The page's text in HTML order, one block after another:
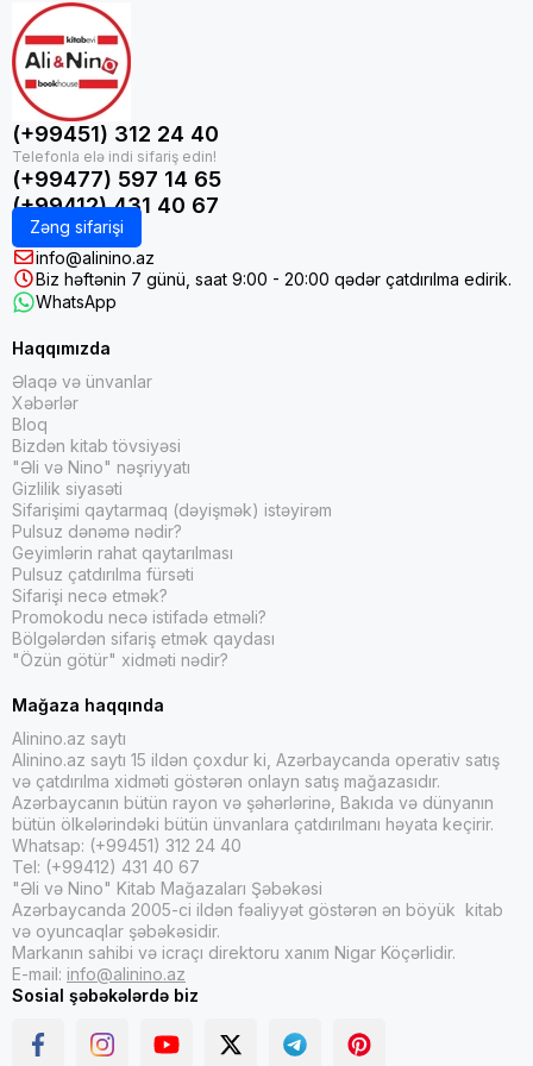
(+99451) 312 24 40
(+99477) 597 14 65
(+99412) 431 40 67
Zəng sifarişi
info@alinino.az
Biz həftənin 7 günü, saat 9:00 - 20:00 qədər çatdırılma edirik.
WhatsApp
Haqqımızda
Əlaqə və ünvanlar
Xəbərlər
Bloq
Bizdən kitab tövsiyəsi
"Əli və Nino" nəşriyyatı
Gizlilik siyasəti
Sifarişimi qaytarmaq (dəyişmək) istəyirəm
Pulsuz dənəmə nədir?
Geyimlərin rahat qaytarılması
Pulsuz çatdırılma fürsəti
Sifarişi necə etmək?
Promokodu necə istifadə etməli?
Bölgələrdən sifariş etmək qaydası
"Özün götür" xidməti nədir?
Mağaza haqqında
Alinino.az saytı
Alinino.az saytı 15 ildən çoxdur ki, Azərbaycanda operativ satış
və çatdırılma xidməti göstərən onlayn satış mağazasıdır.
Azərbaycanın bütün rayon və şəhərlərinə, Bakıda və dünyanın
bütün ölkələrindəki bütün ünvanlara çatdırılmanı həyata keçirir.
Whatsap: (+99451) 312 24 40
Tel: (+99412) 431 40 67
"Əli və Nino" Kitab Mağazaları Şəbəkəsi
Azərbaycanda 2005-ci ildən fəaliyyət göstərən ən böyük kitab
və oyuncaqlar şəbəkəsidir.
Markanın sahibi və icraçı direktoru xanım Nigar Köçərlidir.
E-mail: info@alinino.az
Sosial şəbəkələrdə biz